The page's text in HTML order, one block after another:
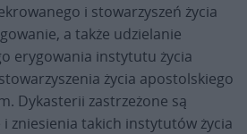
i stowarzyszeń życia
a także udzielanie
erygowania instytutu życia
życia apostolskiego
Dykasterii zastrzeżone są
i zniesienia takich instytutów życia